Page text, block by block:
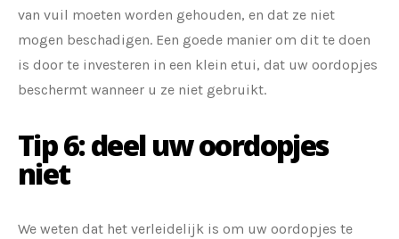
van vuil moeten worden gehouden, en dat ze niet
mogen beschadigen. Een goede manier om dit te doen
is door te investeren in een klein etui, dat uw oordopjes
beschermt wanneer u ze niet gebruikt.
Tip 6: deel uw oordopjes
niet
We weten dat het verleidelijk is om uw oordopjes te